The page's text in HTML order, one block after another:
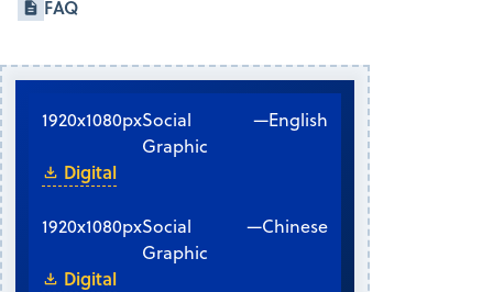
FAQ
1920x1080pxSocial
Graphic
—English
Digital
1920x1080pxSocial
Graphic
—Chinese
Digital